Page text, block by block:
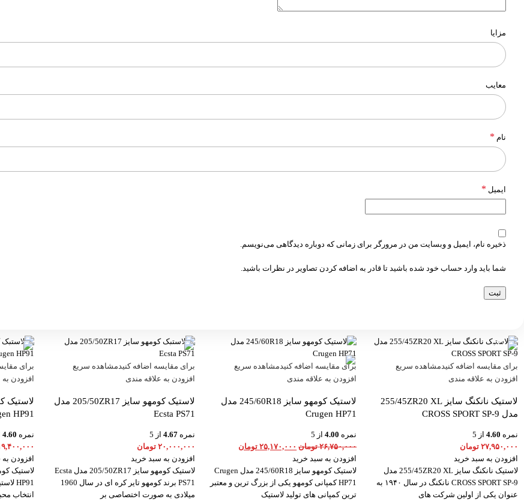
مزایا
معایب
نام *
ایمیل *
ذخیره نام، ایمیل و وبسایت من در مرورگر برای زمانی که دوباره دیدگاهی می‌نویسم.
شما باید وارد حساب خود شده باشید تا قادر به اضافه کردن تصاویر در نظرات باشید.
برای مقایسه اضافه کنیدمشاهده سریع
افزودن به علاقه مندی
لاستیک نانکنگ سایز 255/45ZR20 XL
مدل CROSS SPORT SP-9
نمره 4.60 از 5
۲۷,۹۵۰,۰۰۰ تومان
افزودن به سبد خرید
لاستیک نانکنگ سایز 255/45ZR20 XL مدل
CROSS SPORT SP-9 نانکنگ در سال ۱۹۴۰ به
عنوان یکی از اولین شرکت های
-6%
برای مقایسه اضافه کنیدمشاهده سریع
افزودن به علاقه مندی
لاستیک کومهو سایز 245/60R18 مدل
Crugen HP71
نمره 4.00از 5
۲۶,۷۵۰,۰۰۰ تومان ۲۵,۱۷۰,۰۰۰ تومان
افزودن به سبد خرید
لاستیک کومهو سایز 245/60R18 مدل Crugen
HP71 کمپانی کومهو یکی از بزرگ ترین و معتبر
ترین کمپانی های تولید لاستیک
برای مقایسه اضافه کنیدمشاهده سریع
افزودن به علاقه مندی
لاستیک کومهو سایز 205/50ZR17 مدل
Ecsta PS71
نمره 4.67از 5
۲۰,۰۰۰,۰۰۰ تومان
افزودن به سبد خرید
لاستیک کومهو سایز 205/50ZR17 مدل Ecsta
PS71 برند کومهو تایر کره ای در سال 1960
میلادی به صورت اختصاصی بر
برای
افزودن
HP91
نمره 4.60
افزودن
انتخاب